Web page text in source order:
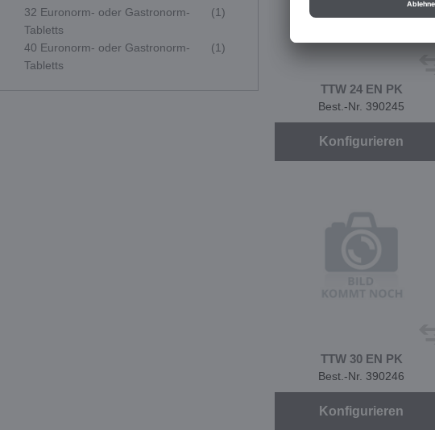
32 Euronorm- oder Gastronorm-
Tabletts
(1)
40 Euronorm- oder Gastronorm-
Tabletts
(1)
TTW 24 EN PK
Best.-Nr. 390245
Konfigurieren
TTW 30 EN PK
Best.-Nr. 390246
Konfigurieren